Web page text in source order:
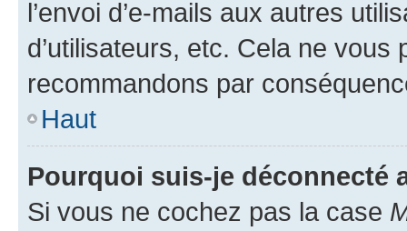
l’envoi d’e-mails aux autres
d’utilisateurs, etc. Cela ne vous
recommandons par
Haut
Pourquoi suis-je déconnecté
Si vous ne cochez pas la case